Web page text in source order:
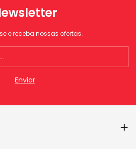
e receba nossas ofertas.